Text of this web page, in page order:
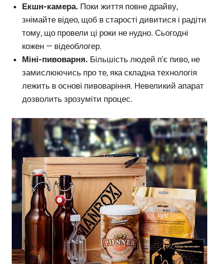
Екшн-камера. Поки життя повне драйву,
знімайте відео, щоб в старості дивитися і радіти
тому, що провели ці роки не нудно. Сьогодні
кожен — відеоблогер.
Міні-пивоварня. Більшість людей п'є пиво, не
замислюючись про те, яка складна технологія
лежить в основі пивоваріння. Невеликий апарат
дозволить зрозуміти процес.